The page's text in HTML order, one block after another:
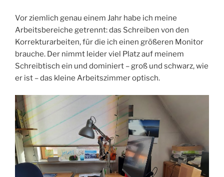
Vor ziemlich genau einem Jahr habe ich meine
Arbeitsbereiche getrennt: das Schreiben von den
Korrekturarbeiten, für die ich einen größeren Monitor
brauche. Der nimmt leider viel Platz auf meinem
Schreibtisch ein und dominiert – groß und schwarz, wie
er ist – das kleine Arbeitszimmer optisch.